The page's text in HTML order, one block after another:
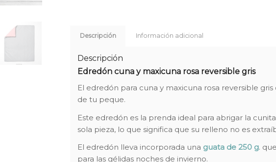
Descripción Información adicional
Descripción
Edredón cuna y maxicuna rosa reversible gris
El edredón para cuna y maxicuna rosa reversible
de tu peque.
Este edredón es la prenda ideal para abrigar la
sola pieza, lo que significa que su relleno no es
El edredón lleva incorporada una guatade 250 g.
para las gélidas noches de invierno.